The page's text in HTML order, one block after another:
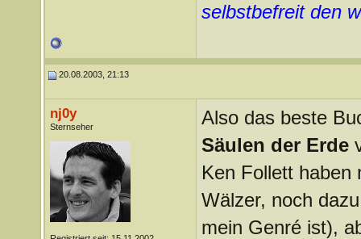
selbstbefreit den
20.08.2003, 21:13
nj0y
Sternseher
Also das beste
Säulen der Erde
Ken Follett haben
Wälzer, noch
mein Genré ist),